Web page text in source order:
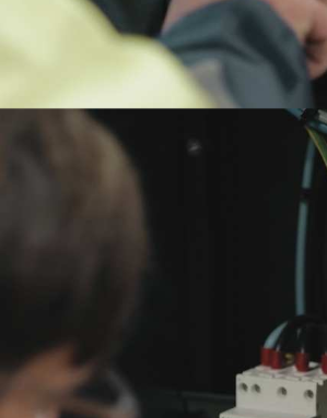
centre de formation DEBELEC,
extrêmement bénéfique. Les
experts avec plus de 20 ans
programmes de formation sont
que l'on soit débutant ou
ont été des points forts, me
nécessaires pour travailler
Je recommande vivement